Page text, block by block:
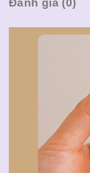
Đánh giá (0)